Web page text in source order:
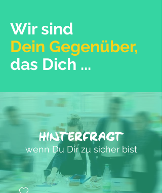
Wir sind
Dein Gegenüber,
das Dich ...
hinterfragt
wenn Du Dir zu sicher bist